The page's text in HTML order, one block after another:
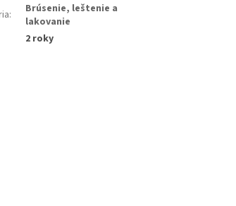
:
Brúsenie, leštenie a
lakovanie
2 roky